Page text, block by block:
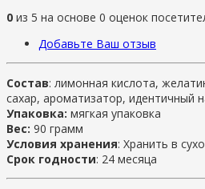
0 из 5 на основе 0 оценок
Добавьте Ваш отзыв
Состав: лимонная кислота,
сахар, ароматизатор, идентичный
Упаковка: мягкая упаковка
Вес: 90 грамм
Условия хранения: Хранить в
Срок годности: 24 месяца